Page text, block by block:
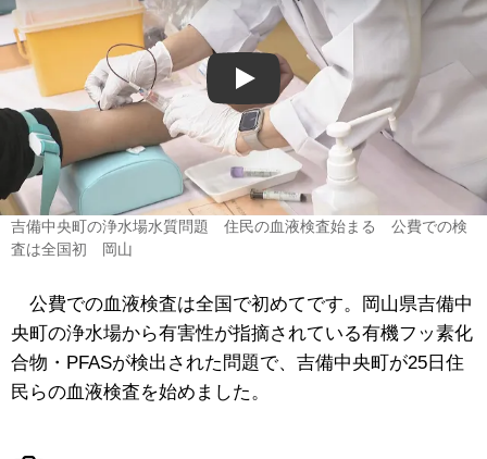
Play
吉備中央町の浄水場水質問題 住民の血液検査始まる 公費での検
査は全国初 岡山
公費での血液検査は全国で初めてです。岡山県吉備中
央町の浄水場から有害性が指摘されている有機フッ素化
合物・PFASが検出された問題で、吉備中央町が25日住
民らの血液検査を始めました。